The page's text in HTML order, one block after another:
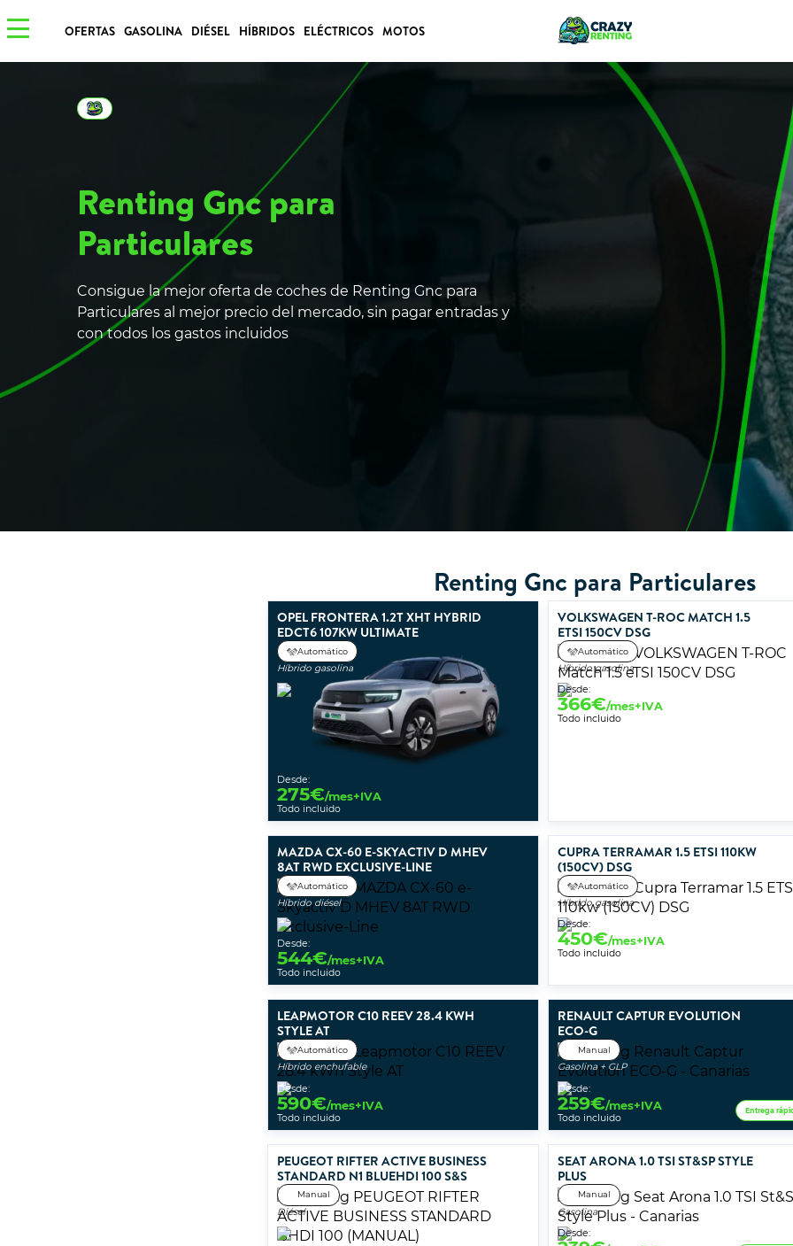
OFERTAS GASOLINA DIÉSEL HÍBRIDOS ELÉCTRICOS MOTOS
Renting Gnc para
Particulares
Consigue la mejor oferta de coches de Renting Gnc para
Particulares al mejor precio del mercado, sin pagar entradas y
con todos los gastos incluidos
Renting Gnc para Particulares
OPEL FRONTERA 1.2T XHT HYBRID
EDCT6 107KW ULTIMATE
Automático
Híbrido gasolina
Desde:
275€/mes+IVA
Todo incluido
VOLKSWAGEN T-ROC MATCH 1.5
ETSI 150CV DSG
Automático
Híbrido gasolina
Desde:
366€/mes+IVA
Todo incluido
MAZDA CX-60 E-SKYACTIV D MHEV
8AT RWD EXCLUSIVE-LINE
Automático
Híbrido diésel
Desde:
544€/mes+IVA
Todo incluido
CUPRA TERRAMAR 1.5 ETSI 110KW
(150CV) DSG
Automático
Híbrido gasolina
Desde:
450€/mes+IVA
Todo incluido
LEAPMOTOR C10 REEV 28.4 KWH
STYLE AT
Automático
Híbrido enchufable
Desde:
590€/mes+IVA
Todo incluido
RENAULT CAPTUR EVOLUTION
ECO-G
Manual
Gasolina + GLP
Desde:
259€/mes+IVA
Todo incluido
Entrega
PEUGEOT RIFTER ACTIVE BUSINESS
STANDARD N1 BLUEHDI 100 S&S
Manual
Diésel
SEAT ARONA 1.0 TSI ST&SP STYLE
PLUS
Manual
Gasolina
Desde: